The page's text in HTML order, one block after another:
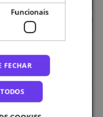
Funcionais
FECHAR